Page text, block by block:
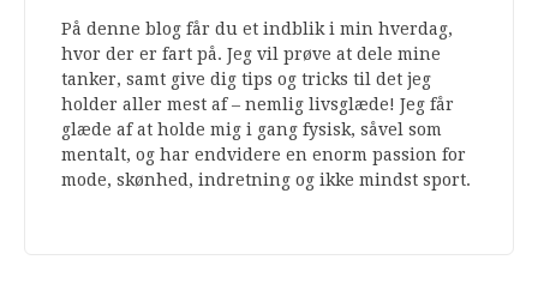
På denne blog får du et indblik i min hverdag,
hvor der er fart på. Jeg vil prøve at dele mine
tanker, samt give dig tips og tricks til det jeg
holder aller mest af – nemlig livsglæde! Jeg får
glæde af at holde mig i gang fysisk, såvel som
mentalt, og har endvidere en enorm passion for
mode, skønhed, indretning og ikke mindst sport.